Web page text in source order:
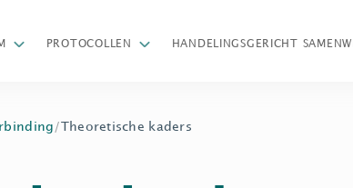
PROTOCOLLEN HANDELINGSGERICHT
/Theoretische kaders